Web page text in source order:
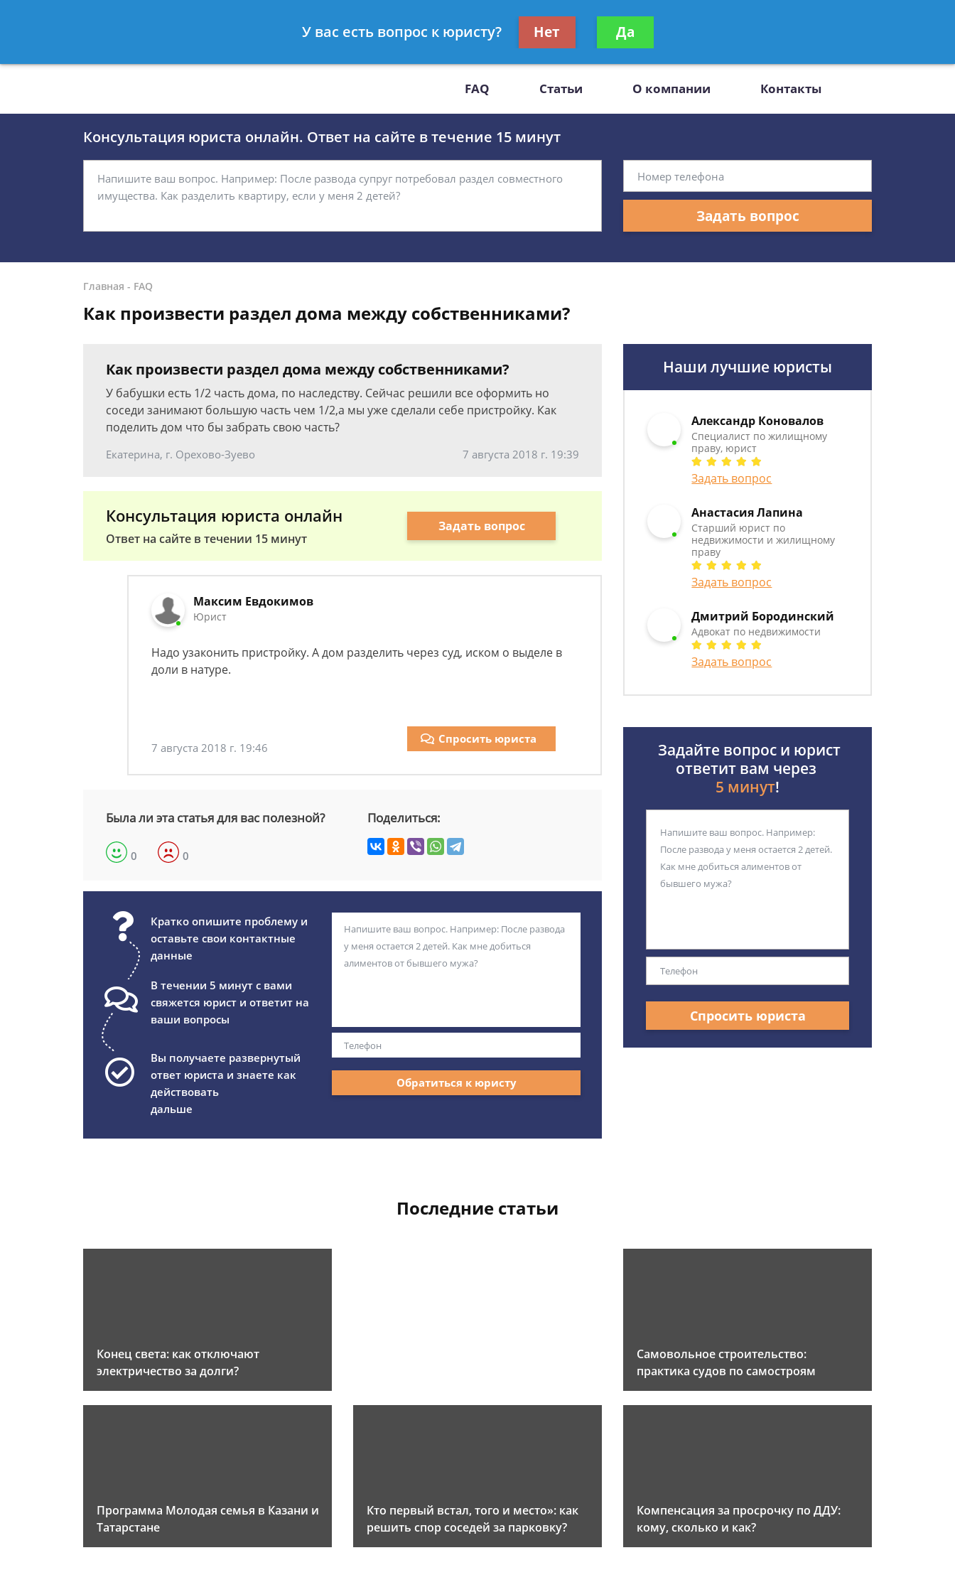
8 812 509-27-47
Получите консультацию
бесплатно
FAQ Статьи О компании Контакты
Консультация юриста онлайн. Ответ на сайте в течение 15 минут
Задать вопрос
Главная - FAQ
Как произвести раздел дома между собственниками?
Как произвести раздел дома между собственниками?
У бабушки есть 1/2 часть дома, по наследству. Сейчас решили все оформить но
соседи занимают большую часть чем 1/2,а мы уже сделали себе пристройку. Как
поделить дом что бы забрать свою часть?
Екатерина, г. Орехово-Зуево 7 августа 2018 г. 19:39
Консультация юриста онлайн
Ответ на сайте в течении 15 минут
Задать вопрос
Максим Евдокимов
Юрист
Надо узаконить пристройку. А дом разделить через суд, иском о выделе в
доли в натуре.
7 августа 2018 г. 19:46
Спросить юриста
Была ли эта статья для вас полезной?
0 0
Поделиться:
Кратко опишите проблему и
оставьте свои контактные
данные
В течении 5 минут с вами
свяжется юрист и ответит на
ваши вопросы
Вы получаете развернутый
ответ юриста и знаете как
действовать
дальше
Обратиться к юристу
Наши лучшие юристы
Александр Коновалов
Специалист по жилищному
праву, юрист
Задать вопрос
Анастасия Лапина
Старший юрист по
недвижимости и жилищному
праву
Задать вопрос
Дмитрий Бородинский
Адвокат по недвижимости
Задать вопрос
Задайте вопрос и юрист
ответит вам через
5 минут!
Спросить юриста
Последние статьи
Конец света: как отключают
электричество за долги?
Самовольное строительство:
практика судов по самостроям
Программа Молодая семья в Казани и
Татарстане
Кто первый встал, того и место»: как
решить спор соседей за парковку?
Компенсация за просрочку по ДДУ:
кому, сколько и как?
У вас есть вопрос к юристу? Нет Да